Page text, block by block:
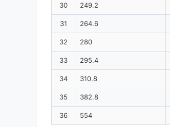
30 249.2
31 264.6
32 280
33 295.4
34 310.8
35 382.8
36 554